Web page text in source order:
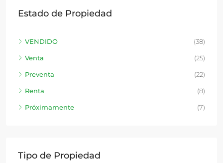
Estado de Propiedad
VENDIDO (38)
Venta (25)
Preventa (22)
Renta (8)
Próximamente (7)
Tipo de Propiedad